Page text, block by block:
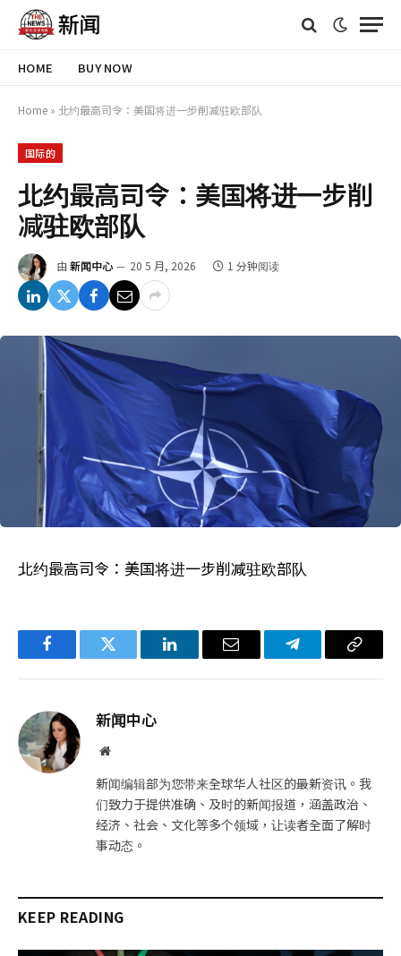
HOME BUY NOW
Home » 北约最高司令：美国将进一步削减驻欧部队
国际的
北约最高司令：美国将进一步削
减驻欧部队
由 新闻中心 20 5 月, 2026 1 分钟阅读
北约最高司令：美国将进一步削减驻欧部队
FacebookTwitter LinkedIn电
Telegram复
新闻中心
网
新闻编辑部为您带来全球华人社区的最新资讯。我
们致力于提供准确、及时的新闻报道，涵盖政治、
经济、社会、文化等多个领域，让读者全面了解时
事动态。
KEEP READING